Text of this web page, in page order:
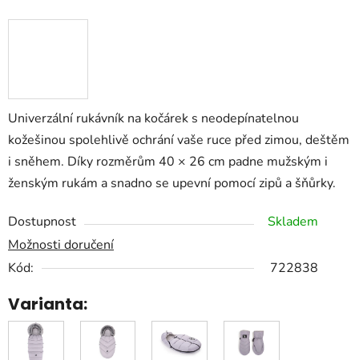
Univerzální rukávník na kočárek s neodepínatelnou
kožešinou spolehlivě ochrání vaše ruce před zimou, deštěm
i sněhem. Díky rozměrům 40 × 26 cm padne mužským i
ženským rukám a snadno se upevní pomocí zipů a šňůrky.
Dostupnost
Skladem
Možnosti doručení
Kód:
722838
Varianta: